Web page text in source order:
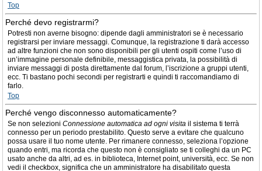
Top
Perché devo registrarmi?
Potresti non averne bisogno: dipende dagli amministratori se è necessario
registrarsi per inviare messaggi. Comunque, la registrazione ti darà accesso
ad altre funzioni che non sono disponibili per gli utenti ospiti come l’uso di
un’immagine personale definibile, messaggistica privata, la possibilità di
inviare messaggi di posta direttamente dal forum, l’iscrizione a gruppi utenti,
ecc. Ti bastano pochi secondi per registrarti e quindi ti raccomandiamo di
farlo.
Top
Perché vengo disconnesso automaticamente?
Se non selezioni Connessione automatica ad ogni visita il sistema ti terrà
connesso per un periodo prestabilito. Questo serve a evitare che qualcuno
possa usare il tuo nome utente. Per rimanere connesso, seleziona l’opzione
quando entri, ma ricorda che questo non è consigliato se ti colleghi da un PC
usato anche da altri, ad es. in biblioteca, Internet point, università, ecc. Se non
vedi il checkbox, significa che un amministratore ha disabilitato questa